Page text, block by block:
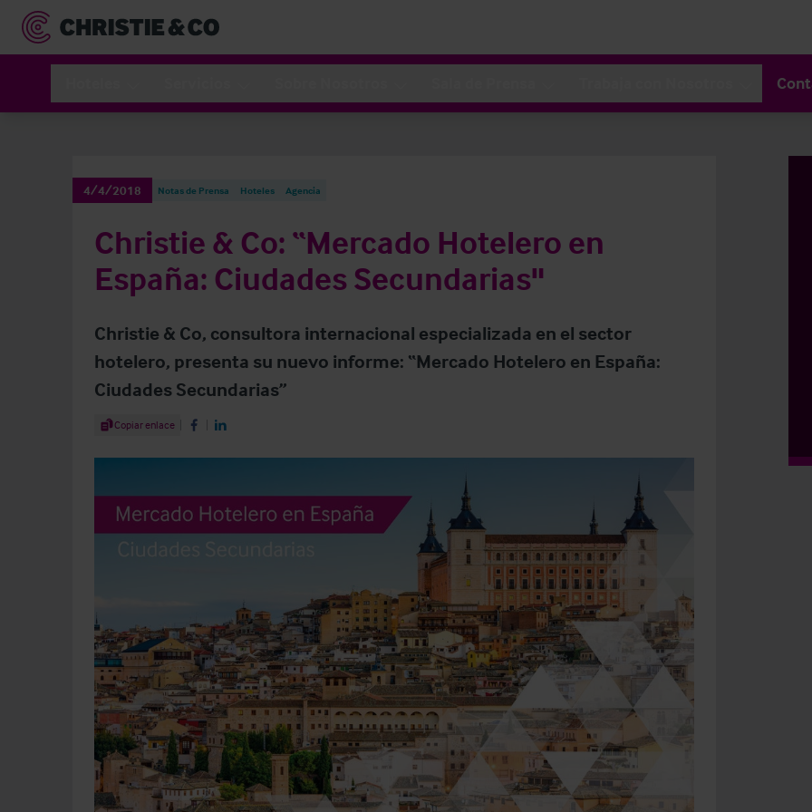
4/4/2018 Notas de Prensa Hoteles Agencia
Christie & Co: “Mercado Hotelero en
España: Ciudades Secundarias"
Christie & Co, consultora internacional especializada en el sector
hotelero, presenta su nuevo informe: “Mercado Hotelero en España:
Ciudades Secundarias”
Share Article
Copiar enlace Share on Facebook
Share on LinkedIn